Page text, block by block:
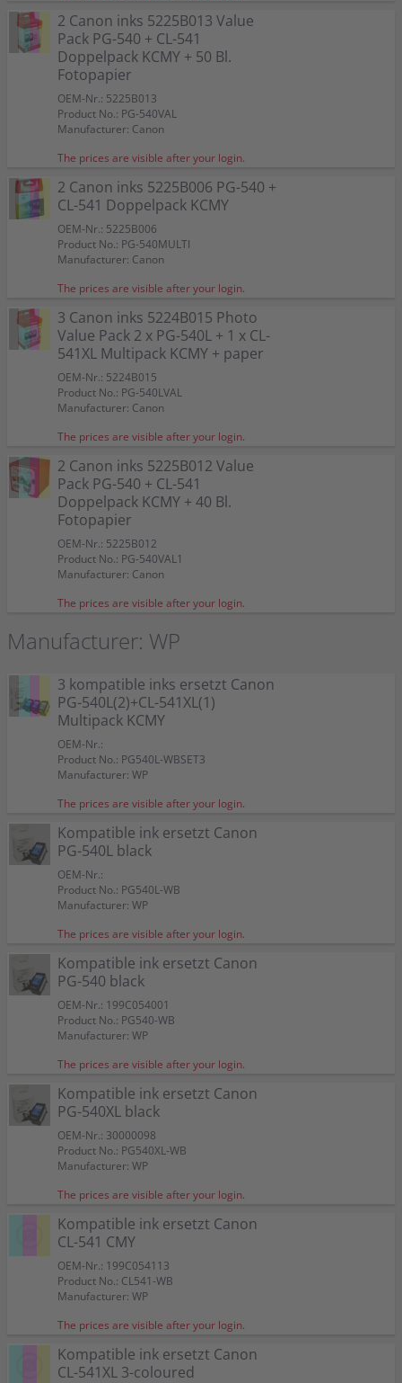
2 Canon inks 5225B013 Value
Pack PG-540 + CL-541
Doppelpack KCMY + 50 Bl.
Fotopapier
OEM-Nr.: 5225B013
Product No.: PG-540VAL
Manufacturer: Canon
The prices are visible after your login.
2 Canon inks 5225B006 PG-540 +
CL-541 Doppelpack KCMY
OEM-Nr.: 5225B006
Product No.: PG-540MULTI
Manufacturer: Canon
The prices are visible after your login.
3 Canon inks 5224B015 Photo
Value Pack 2 x PG-540L + 1 x CL-
541XL Multipack KCMY + paper
OEM-Nr.: 5224B015
Product No.: PG-540LVAL
Manufacturer: Canon
The prices are visible after your login.
2 Canon inks 5225B012 Value
Pack PG-540 + CL-541
Doppelpack KCMY + 40 Bl.
Fotopapier
OEM-Nr.: 5225B012
Product No.: PG-540VAL1
Manufacturer: Canon
The prices are visible after your login.
Manufacturer: WP
3 kompatible inks ersetzt Canon
PG-540L(2)+CL-541XL(1)
Multipack KCMY
OEM-Nr.:
Product No.: PG540L-WBSET3
Manufacturer: WP
The prices are visible after your login.
Kompatible ink ersetzt Canon
PG-540L black
OEM-Nr.:
Product No.: PG540L-WB
Manufacturer: WP
The prices are visible after your login.
Kompatible ink ersetzt Canon
PG-540 black
OEM-Nr.: 199C054001
Product No.: PG540-WB
Manufacturer: WP
The prices are visible after your login.
Kompatible ink ersetzt Canon
PG-540XL black
OEM-Nr.: 30000098
Product No.: PG540XL-WB
Manufacturer: WP
The prices are visible after your login.
Kompatible ink ersetzt Canon
CL-541 CMY
OEM-Nr.: 199C054113
Product No.: CL541-WB
Manufacturer: WP
The prices are visible after your login.
Kompatible ink ersetzt Canon
CL-541XL 3-coloured